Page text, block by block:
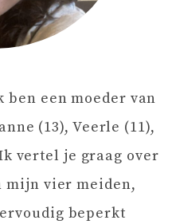
een moeder van
(13), Veerle (11),
vertel je graag over
mijn vier meiden,
beperkt